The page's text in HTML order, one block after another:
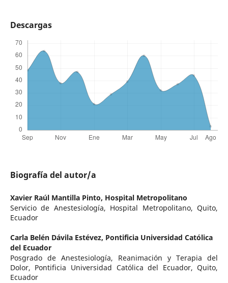
Descargas
Biografía del autor/a
Xavier Raúl Mantilla Pinto, Hospital Metropolitano
Servicio de Anestesiología, Hospital Metropolitano, Quito,
Ecuador
Carla Belén Dávila Estévez, Pontificia Universidad Católica
del Ecuador
Posgrado de Anestesiología, Reanimación y Terapia del
Dolor, Pontificia Universidad Católica del Ecuador, Quito,
Ecuador